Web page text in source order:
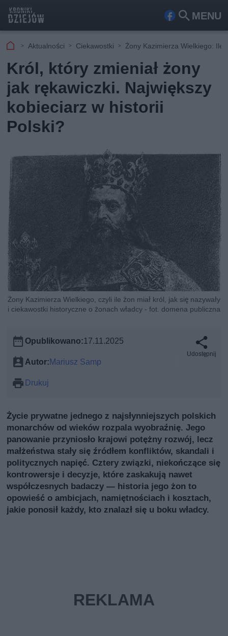
MENU
Fa
ook
Szu
kaj
Aktualności Ciekawostki Żony Kazimierza Wielkiego: Ile
Król, który zmieniał żony
jak rękawiczki. Największy
kobieciarz w historii
Polski?
Żony Kazimierza Wielkiego, czyli ile żon miał król, jak się nazywały
i ciekawostki historyczne o żonach władcy - fot. domena publiczna
Opublikowano:17.11.2025
Autor: Mariusz Samp
Drukuj
Udostępnij
Życie prywatne jednego z najsłynniejszych polskich
monarchów od wieków rozpala wyobraźnię. Jego
panowanie przyniosło krajowi potężny rozwój, lecz
małżeństwa stały się źródłem konfliktów, skandali i
politycznych napięć. Cztery związki, niekończące się
kontrowersje i decyzje, które zaskakują nawet
współczesnych badaczy — historia jego żon to
opowieść o ambicjach, namiętnościach i kosztach,
jakie ponosił każdy, kto znalazł się u boku władcy.